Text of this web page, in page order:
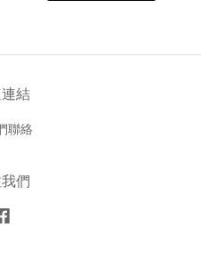
結
聯絡
們